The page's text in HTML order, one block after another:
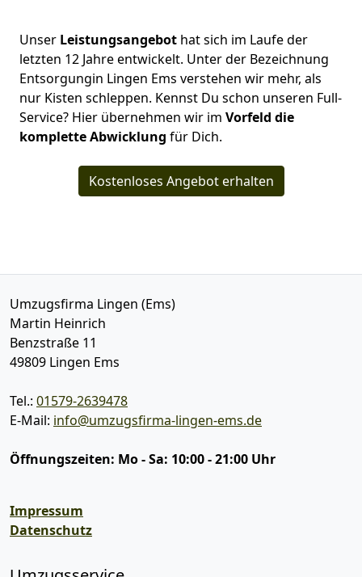
Unser Leistungsangebot hat sich im Laufe der
letzten 12 Jahre entwickelt. Unter der Bezeichnung
Entsorgungin Lingen Ems verstehen wir mehr, als
nur Kisten schleppen. Kennst Du schon unseren Full-
Service? Hier übernehmen wir im Vorfeld die
komplette Abwicklung für Dich.
Kostenloses Angebot erhalten
Umzugsfirma Lingen (Ems)
Martin Heinrich
Benzstraße 11
49809 Lingen Ems
Tel.: 01579-2639478
E-Mail: info@umzugsfirma-lingen-ems.de
Öffnungszeiten: Mo - Sa: 10:00 - 21:00 Uhr
Impressum
Datenschutz